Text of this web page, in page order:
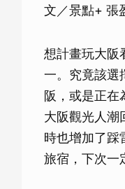
文／景點+ 張
想計畫玩大阪
一。究竟該選
阪，或是正在
大阪觀光人潮
時也增加了踩
旅宿，下次一